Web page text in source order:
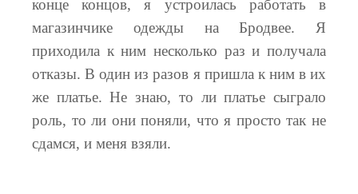
конце концов, я устроилась работать в
магазинчике одежды на Бродвее. Я
приходила к ним несколько раз и получала
отказы. В один из разов я пришла к ним в их
же платье. Не знаю, то ли платье сыграло
роль, то ли они поняли, что я просто так не
сдамся, и меня взяли.